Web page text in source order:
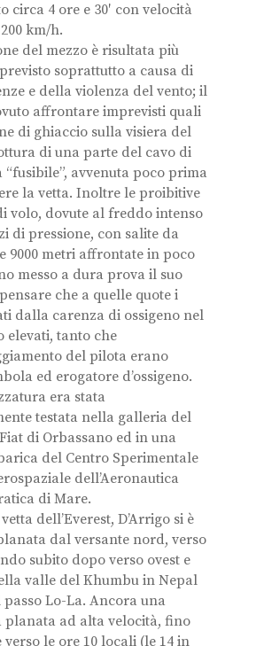
circa 4 ore e 30′ con velocità
km/h.
del mezzo è risultata più
soprattutto a causa di
e della violenza del vento; il
affrontare imprevisti quali
di ghiaccio sulla visiera del
di una parte del cavo di
avvenuta poco prima
la vetta. Inoltre le proibitive
volo, dovute al freddo intenso
di pressione, con salite da
9000 metri affrontate in poco
messo a dura prova il suo
che a quelle quote i
dalla carenza di ossigeno nel
elevati, tanto che
del pilota erano
ed erogatore d’ossigeno.
era stata
testata nella galleria del
di Orbassano ed in una
del Centro Sperimentale
dell’Aeronautica
di Mare.
dell’Everest, D’Arrigo si è
dal versante nord, verso
subito dopo verso ovest e
valle del Khumbu in Nepal
Lo-La. Ancora una
planata ad alta velocità, fino
le ore 10 locali (le 14 in